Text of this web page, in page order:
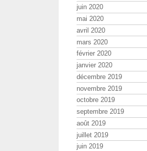
juin 2020
mai 2020
avril 2020
mars 2020
février 2020
janvier 2020
décembre 2019
novembre 2019
octobre 2019
septembre 2019
août 2019
juillet 2019
juin 2019